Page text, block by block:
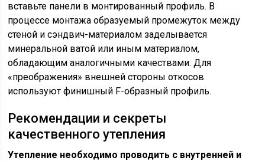
вставьте панели в монтированный профиль. В
процессе монтажа образуемый промежуток между
стеной и сэндвич-материалом заделывается
минеральной ватой или иным материалом,
обладающим аналогичными качествами. Для
«преображения» внешней стороны откосов
используют финишный F-образный профиль.
Рекомендации и секреты
качественного утепления
Утепление необходимо проводить с внутренней и